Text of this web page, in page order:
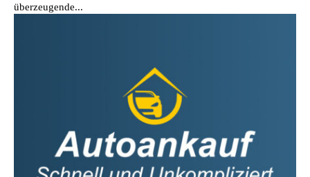
überzeugende...